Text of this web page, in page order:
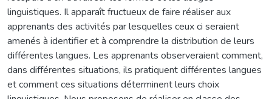
linguistiques. Il apparaît fructueux de faire réaliser aux
apprenants des activités par lesquelles ceux ci seraient
amenés à identifier et à comprendre la distribution de leurs
différentes langues. Les apprenants observeraient comment,
dans différentes situations, ils pratiquent différentes langues
et comment ces situations déterminent leurs choix